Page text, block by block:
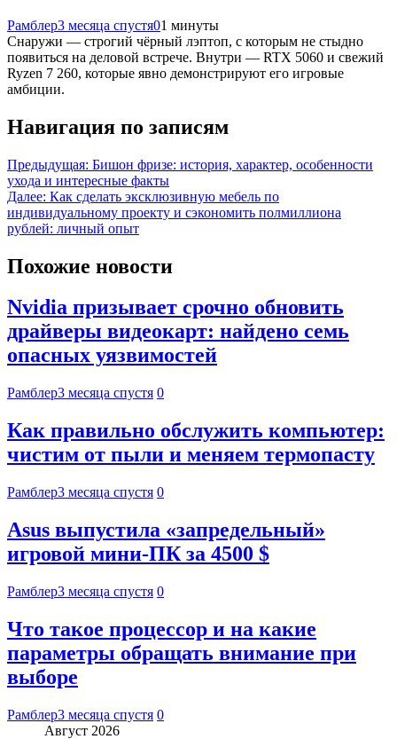
Рамблер3 месяца спустя01 минуты
Снаружи — строгий чёрный лэптоп, с которым не стыдно
появиться на деловой встрече. Внутри — RTX 5060 и свежий
Ryzen 7 260, которые явно демонстрируют его игровые
амбиции.
Навигация по записям
Предыдущая: Бишон фризе: история, характер, особенности
ухода и интересные факты
Далее: Как сделать эксклюзивную мебель по
индивидуальному проекту и сэкономить полмиллиона
рублей: личный опыт
Похожие новости
Nvidia призывает срочно обновить
драйверы видеокарт: найдено семь
опасных уязвимостей
Рамблер3 месяца спустя 0
Как правильно обслужить компьютер:
чистим от пыли и меняем термопасту
Рамблер3 месяца спустя 0
Asus выпустила «запредельный»
игровой мини-ПК за 4500 $
Рамблер3 месяца спустя 0
Что такое процессор и на какие
параметры обращать внимание при
выборе
Рамблер3 месяца спустя 0
Август 2026